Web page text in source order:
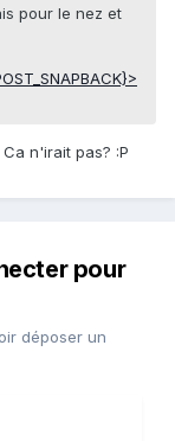
pour le nez et
n'irait pas? :P
pour
déposer un